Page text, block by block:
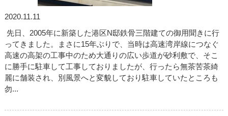
2020.11.11
先日、2005年に新築した港区N邸鉄骨三階建ての御用聞きに行
ってきました。まさに15年ぶりで、当時は高速湾岸線につなぐ
高速の高架の工事中のため大通りの広い歩道が砂利敷で、そこ
に勝手に駐車して工事しておりましたが、行ったら無茶苦茶綺
麗に舗装され、別風景へと変貌しており駐車していたところも
勿...